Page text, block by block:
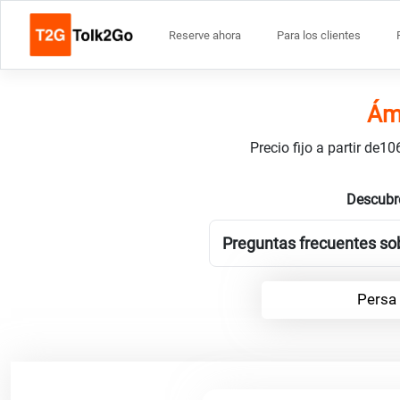
Reserve ahora Para los clientes
Precio fijo a partir
Preguntas frecuentes
Persa